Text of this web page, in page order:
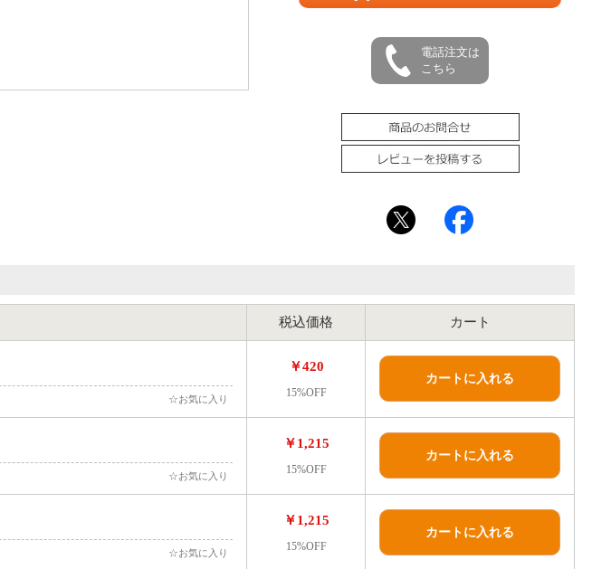
電話注文は
こちら
税込価格 カート
☆お気に入り
￥420
15%OFF
カートに入れる
☆お気に入り
￥1,215
15%OFF
カートに入れる
☆お気に入り
￥1,215
15%OFF
カートに入れる